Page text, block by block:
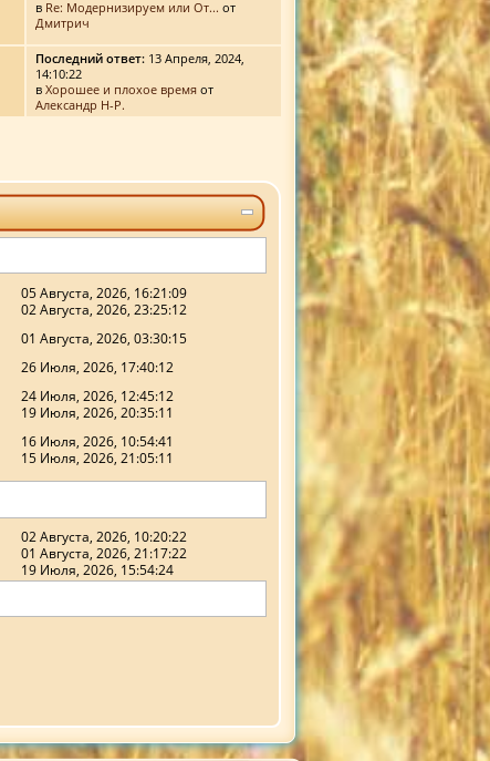
в Re: Модернизируем или От... от
Дмитрич
Последний ответ:13 Апреля, 2024,
14:10:22
в Хорошее и плохое времяот
Александр Н-Р.
05 Августа, 2026, 16:21:09
02 Августа, 2026, 23:25:12
01 Августа, 2026, 03:30:15
26 Июля, 2026, 17:40:12
24 Июля, 2026, 12:45:12
19 Июля, 2026, 20:35:11
16 Июля, 2026, 10:54:41
15 Июля, 2026, 21:05:11
02 Августа, 2026, 10:20:22
01 Августа, 2026, 21:17:22
19 Июля, 2026, 15:54:24